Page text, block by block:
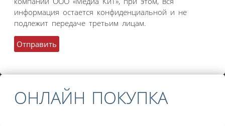
информация остается конфиденциальной и не
подлежит передаче третьим лицам.
ОНЛАЙН ПОКУПКА